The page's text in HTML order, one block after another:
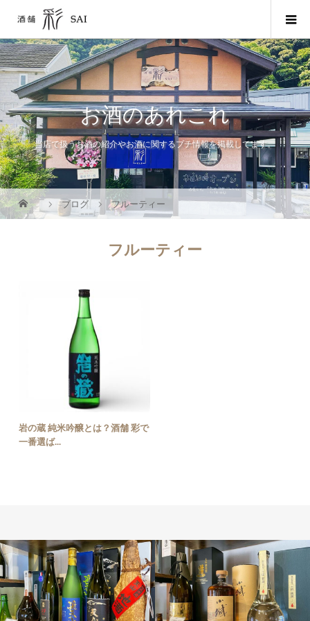
お酒のあれこれ
当店で扱うお酒の紹介やお酒に関するプチ情報を掲載してます。
ブログ フルーティー
フルーティー
岩の蔵 純米吟醸とは？酒舗 彩で
一番選ば...